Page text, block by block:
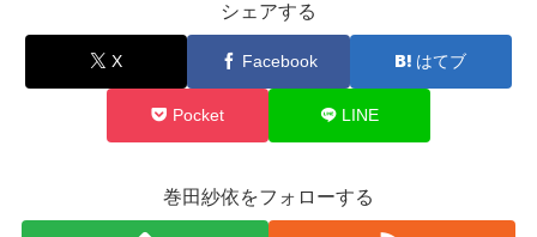
シェアする
X Facebook はてブ
Pocket LINE
巻田紗依をフォローする